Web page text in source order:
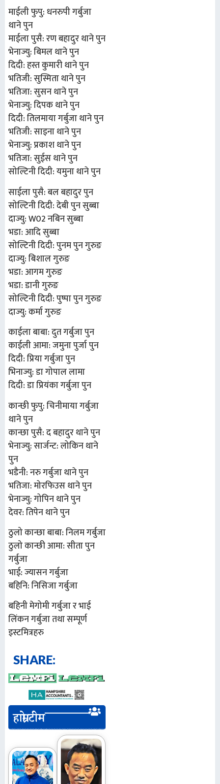
माईली फुपु: धनरुपी गर्बुजा
थाने पुन
माईला पुसै: रण बहादुर थाने पुन
भेनाज्यु: बिमल थाने पुन
दिदी: हस्त कुमारी थाने पुन
भतिजी: सुस्मिता थाने पुन
भतिजा: सुसन थाने पुन
भेनाज्यु: दिपक थाने पुन
दिदी: तिलमाया गर्बुजा थाने पुन
भतिजी: साइना थाने पुन
भेनाज्यु: प्रकाश थाने पुन
भतिजा: सुईस थाने पुन
सोल्टिनी दिदी: यमुना थाने पुन
साईला पुसै: बल बहादुर पुन
सोल्टिनी दिदी: देबी पुन सुब्बा
दाज्यु: W02 नबिन सुब्बा
भडा: आदि सुब्बा
सोल्टिनी दिदी: पुनम पुन गुरुङ
दाज्यु: बिशाल गुरुङ
भडा: आगम गुरुङ
भडा: डानी गुरुङ
सोल्टिनी दिदी: पुष्पा पुन गुरुङ
दाज्यु: कर्मा गुरुङ
काईला बाबा: दुत गर्बुजा पुन
काईली आमा: जमुना पुर्जा पुन
दिदी: प्रिया गर्बुजा पुन
भिनाज्यु: डा गोपाल लामा
दिदी: डा प्रियंका गर्बुजा पुन
कान्छी फुपु: चिनीमाया गर्बुजा
थाने पुन
कान्छा पुसै: द बहादुर थाने पुन
भेनाज्यु: सार्जन्ट: लोकिन थाने
पुन
भडैनी: नरु गर्बुजा थाने पुन
भतिजा: मोरफिउस थाने पुन
भेनाज्यु: गोपिन थाने पुन
देवर: तिपेन थाने पुन
ठुलो कान्छा बाबा: निलम गर्बुजा
ठुलो कान्छी आमा: सीता पुन
गर्बुजा
भाई: ज्यासन गर्बुजा
बहिनि: निसिजा गर्बुजा
बहिनी मेगोमी गर्बुजा र भाई
लिंकन गर्बुजा तथा सम्पूर्ण
इस्टमित्रहरु
SHARE:
हाम्रो टीम